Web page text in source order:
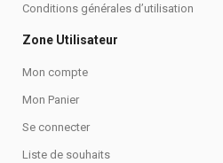
Conditions générales d’utilisation
Zone Utilisateur
Mon compte
Mon Panier
Se connecter
Liste de souhaits